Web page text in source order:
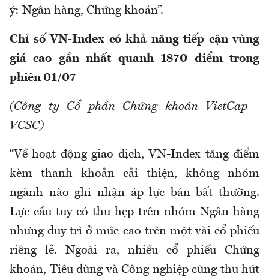
ý: Ngân hàng, Chứng khoán”.
Chỉ số VN-Index có khả năng tiếp cận vùng
giá cao gần nhất quanh 1870 điểm trong
phiên 01/07
(Công ty Cổ phần Chứng khoán VietCap -
VCSC)
“Về hoạt động giao dịch, VN-Index tăng điểm
kèm thanh khoản cải thiện, không nhóm
ngành nào ghi nhận áp lực bán bất thường.
Lực cầu tuy có thu hẹp trên nhóm Ngân hàng
nhưng duy trì ở mức cao trên một vài cổ phiếu
riêng lẻ. Ngoài ra, nhiều cổ phiếu Chứng
khoán, Tiêu dùng và Công nghiệp cũng thu hút